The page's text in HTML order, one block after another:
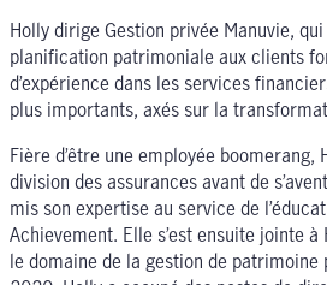
Holly dirige Gestion privée Manuvie,
planification patrimoniale aux clients
d’expérience dans les services
plus importants, axés sur la
Fière d’être une employée
division des assurances avant de
mis son expertise au service de
Achievement. Elle s’est ensuite jointe
le domaine de la gestion de patrimoine